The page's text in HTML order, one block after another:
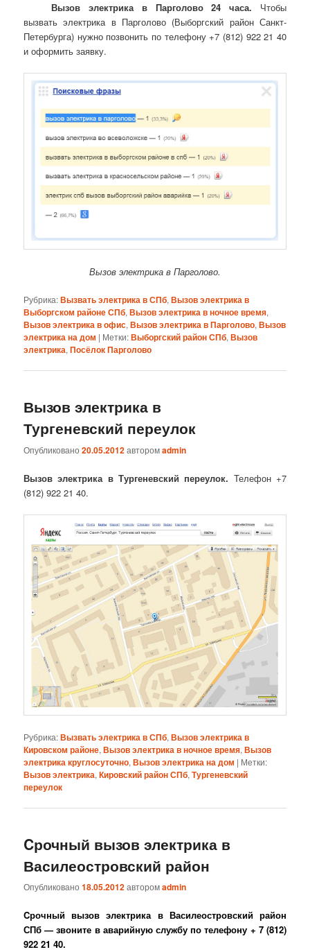
Вызов электрика в Парголово 24 часа. Чтобы
вызвать электрика в Парголово (Выборгский район Санкт-
Петербурга) нужно позвонить по телефону +7 (812) 922 21 40
и оформить заявку.
Вызов электрика в Парголово.
Рубрика:Вызвать электрика в СПб,Вызов электрика в
Выборгском районе СПб,Вызов электрика в ночное время,
Вызов электрика в офис,Вызов электрика в Парголово,Вызов
электрика на дом | Метки:Выборгский район СПб,Вызов
электрика,Посёлок Парголово
Вызов электрика в
Тургеневский переулок
Опубликовано20.05.2012авторомadmin
Вызов электрика в Тургеневский переулок. Телефон +7
(812) 922 21 40.
Рубрика:Вызвать электрика в СПб,Вызов электрика в
Кировском районе,Вызов электрика в ночное время,Вызов
электрика круглосуточно,Вызов электрика на дом | Метки:
Вызов электрика,Кировский район СПб,Тургеневский
переулок
Cрочный вызов электрика в
Василеостровский район
Опубликовано18.05.2012авторомadmin
Cрочный вызов электрикав Василеостровский район
СПб — звоните в аварийную службу по телефону + 7 (812)
922 21 40.